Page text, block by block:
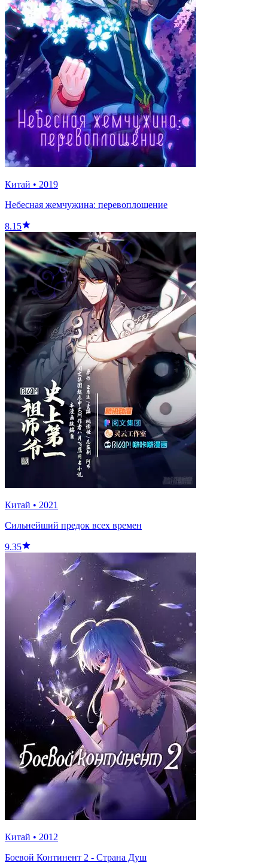
Китай • 2019
Небесная жемчужина: перевоплощение
8.15
Китай • 2021
Сильнейший предок всех времен
9.35
Китай • 2012
Боевой Континент 2 - Страна Душ